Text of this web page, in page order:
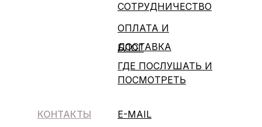
КОНТАКТЫ
ОПЛАТА И
ДОСТАВКА
СОТРУДНИЧЕСТВО
БЛОГ
E-MAIL
ГДЕ ПОСЛУШАТЬ И
ПОСМОТРЕТЬ